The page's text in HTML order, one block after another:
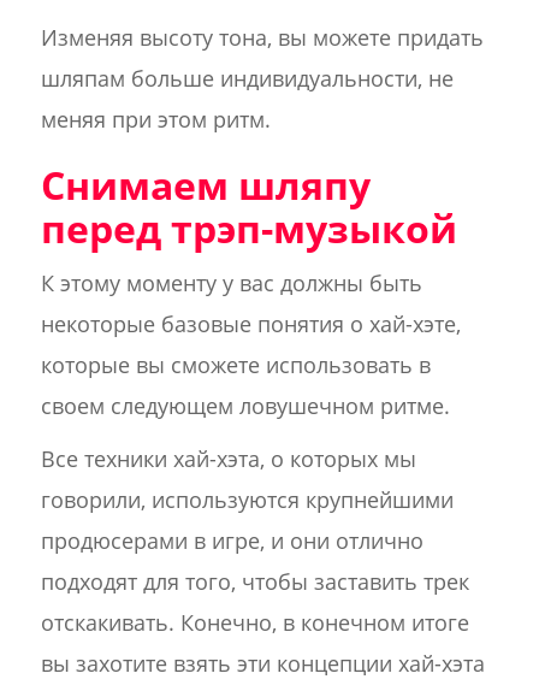
Изменяя высоту тона, вы можете придать
шляпам больше индивидуальности, не
меняя при этом ритм.
Снимаем шляпу
перед трэп-музыкой
К этому моменту у вас должны быть
некоторые базовые понятия о хай-хэте,
которые вы сможете использовать в
своем следующем ловушечном ритме.
Все техники хай-хэта, о которых мы
говорили, используются крупнейшими
продюсерами в игре, и они отлично
подходят для того, чтобы заставить трек
отскакивать. Конечно, в конечном итоге
вы захотите взять эти концепции хай-хэта